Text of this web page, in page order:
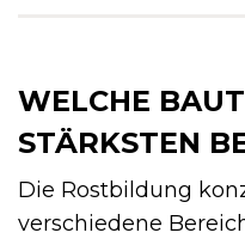
WELCHE
STÄRKSTEN
Die Rostbildung
verschiedene